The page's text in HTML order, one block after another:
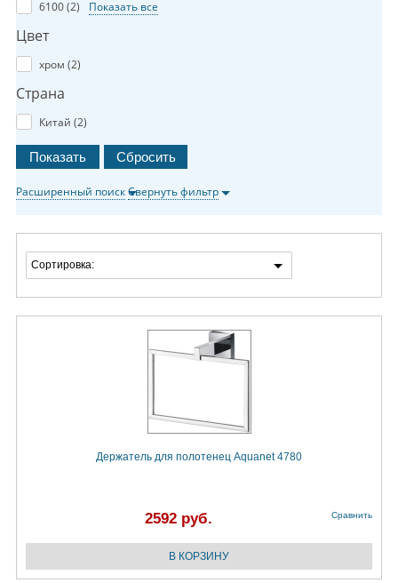
6100 (2) Показать все
Цвет
хром (2)
Страна
Китай (2)
Расширенный поискСвернуть фильтр
Сортировка:
Держатель для полотенец Aquanet 4780
2592 руб. Сравнить